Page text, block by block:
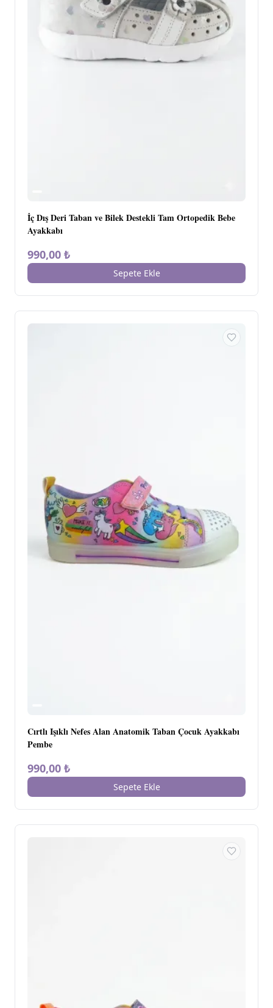
İç Dış Deri Taban ve Bilek Destekli Tam Ortopedik Bebe
Ayakkabı
990,00 ₺
Sepete Ekle
Cırtlı Işıklı Nefes Alan Anatomik Taban Çocuk Ayakkabı
Pembe
990,00 ₺
Sepete Ekle